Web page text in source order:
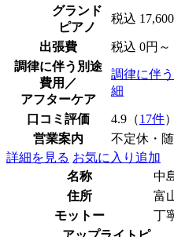
グランド
ピアノ
税込
出張費 税込 0円～
調律に伴う別途
費用／
アフターケア
調律に伴
細
口コミ評価 4.9（17件
営業案内
不定休・
詳細を見る お気に入り追加
名称
中
住所
富
モットー
丁